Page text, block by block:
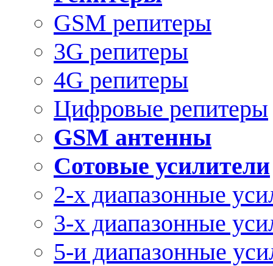
GSM репитеры
3G репитеры
4G репитеры
Цифровые репитеры
GSM антенны
Сотовые усилители
2-х диапазонные
3-х диапазонные
5-и диапазонные